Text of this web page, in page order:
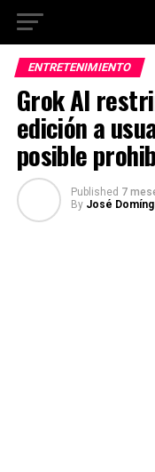
ENTRETENIMIENTO
Grok AI
edición a
posible
Published 7
By José